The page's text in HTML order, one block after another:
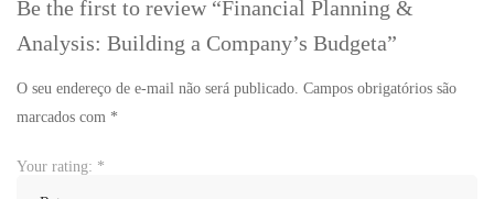
Be the first to review “Financial Planning &
Analysis: Building a Company’s Budgeta”
O seu endereço de e-mail não será publicado. Campos obrigatórios são
marcados com *
Your rating: *